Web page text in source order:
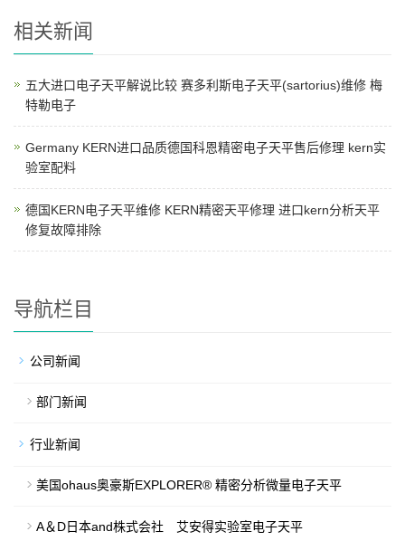
相关新闻
五大进口电子天平解说比较 赛多利斯电子天平(sartorius)维修 梅
特勒电子
Germany KERN进口品质德国科恩精密电子天平售后修理 kern实
验室配料
德国KERN电子天平维修 KERN精密天平修理 进口kern分析天平
修复故障排除
导航栏目
公司新闻
部门新闻
行业新闻
美国ohaus奥豪斯EXPLORER® 精密分析微量电子天平
A＆D日本and株式会社 艾安得实验室电子天平